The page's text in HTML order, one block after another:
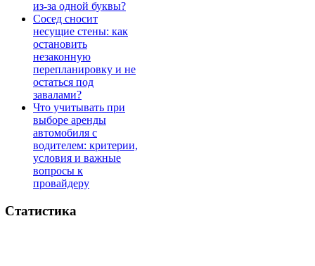
из-за одной буквы?
Сосед сносит
несущие стены: как
остановить
незаконную
перепланировку и не
остаться под
завалами?
Что учитывать при
выборе аренды
автомобиля с
водителем: критерии,
условия и важные
вопросы к
провайдеру
Статистика